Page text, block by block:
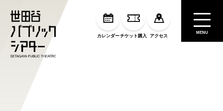
カレンダーチケット購入 アクセス
MENU